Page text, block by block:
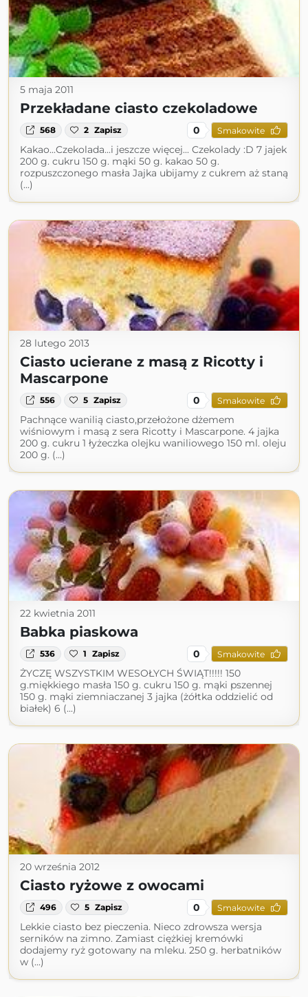
5 maja 2011
Przekładane ciasto czekoladowe
568 2 Zapisz 0 Smakowite
Kakao...Czekolada...i jeszcze więcej... Czekolady :D 7 jajek
200 g. cukru 150 g. mąki 50 g. kakao 50 g.
rozpuszczonego masła Jajka ubijamy z cukrem aż staną
(...)
28 lutego 2013
Ciasto ucierane z masą z Ricotty i
Mascarpone
556 5 Zapisz 0 Smakowite
Pachnące wanilią ciasto,przełożone dżemem
wiśniowym i masą z sera Ricotty i Mascarpone. 4 jajka
200 g. cukru 1 łyżeczka olejku waniliowego 150 ml. oleju
200 g. (...)
22 kwietnia 2011
Babka piaskowa
536 1 Zapisz 0 Smakowite
ŻYCZĘ WSZYSTKIM WESOŁYCH ŚWIĄT!!!!! 150
g.miękkiego masła 150 g. cukru 150 g. mąki pszennej
150 g. mąki ziemniaczanej 3 jajka (żółtka oddzielić od
białek) 6 (...)
20 września 2012
Ciasto ryżowe z owocami
496 5 Zapisz 0 Smakowite
Lekkie ciasto bez pieczenia. Nieco zdrowsza wersja
serników na zimno. Zamiast ciężkiej kremówki
dodajemy ryż gotowany na mleku. 250 g. herbatników
w (...)